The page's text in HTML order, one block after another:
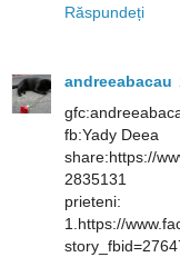
Răspundeți
andreeabacau
fb:Yady Deea
share:https://
2835131
prieteni:
1.https://